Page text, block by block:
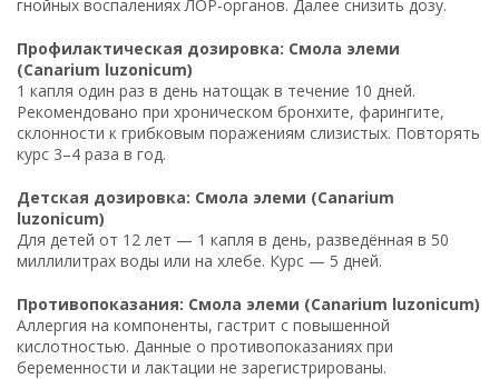
гнойных воспалениях ЛОР-органов. Далее снизить дозу.
Профилактическая дозировка: Смола элеми
(Canarium luzonicum)
1 капля один раз в день натощак в течение 10 дней.
Рекомендовано при хроническом бронхите, фарингите,
склонности к грибковым поражениям слизистых. Повторять
курс 3–4 раза в год.
Детская дозировка: Смола элеми (Canarium
luzonicum)
Для детей от 12 лет — 1 капля в день, разведённая в 50
миллилитрах воды или на хлебе. Курс — 5 дней.
Противопоказания: Смола элеми (Canarium luzonicum)
Аллергия на компоненты, гастрит с повышенной
кислотностью. Данные о противопоказаниях при
беременности и лактации не зарегистрированы.